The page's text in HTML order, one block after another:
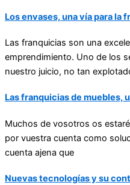
Los envases, una vía para la
Las franquicias son una
emprendimiento. Uno de los
nuestro juicio, no tan
Las franquicias de muebles,
Muchos de vosotros os
por vuestra cuenta como
cuenta ajena que
Nuevas tecnologías y su